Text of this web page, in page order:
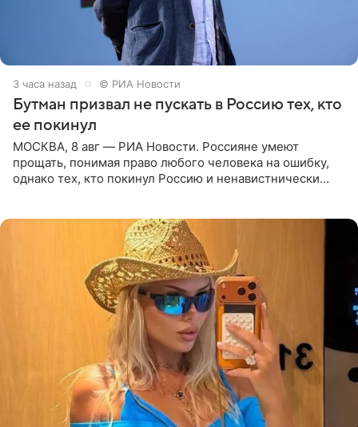
3 часа назад © РИА Новости
Бутман призвал не пускать в Россию тех, кто
ее покинул
МОСКВА, 8 авг — РИА Новости. Россияне умеют
прощать, понимая право любого человека на ошибку,
однако тех, кто покинул Россию и ненавистнически